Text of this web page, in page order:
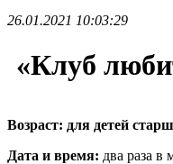
26.01.2021 10:03:29
«Клуб
Возраст: для детей
Дата и время: два раза в